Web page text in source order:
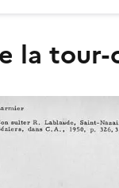
la